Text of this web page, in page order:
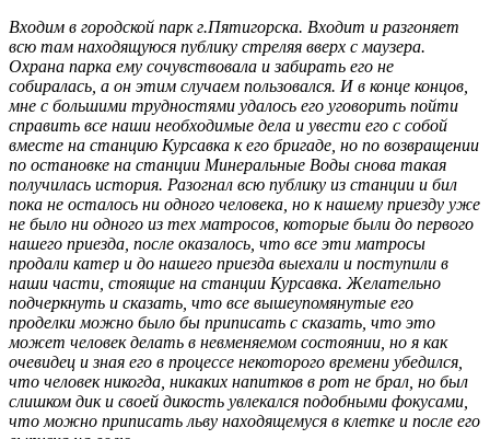
Входим в городской парк г.Пятигорска. Входит и разгоняет
всю там находящуюся публику стреляя вверх с маузера.
Охрана парка ему сочувствовала и забирать его не
собиралась, а он этим случаем пользовался. И в конце концов,
мне с большими трудностями удалось его уговорить пойти
справить все наши необходимые дела и увести его с собой
вместе на станцию Курсавка к его бригаде, но по возвращении
по остановке на станции Минеральные Воды снова такая
получилась история. Разогнал всю публику из станции и бил
пока не осталось ни одного человека, но к нашему приезду уже
не было ни одного из тех матросов, которые были до первого
нашего приезда, после оказалось, что все эти матросы
продали катер и до нашего приезда выехали и поступили в
наши части, стоящие на станции Курсавка. Желательно
подчеркнуть и сказать, что все вышеупомянутые его
проделки можно было бы приписать с сказать, что это
может человек делать в невменяемом состоянии, но я как
очевидец и зная его в процессе некоторого времени убедился,
что человек никогда, никаких напитков в рот не брал, но был
слишком дик и своей дикость увлекался подобными фокусами,
что можно приписать льву находящемуся в клетке и после его